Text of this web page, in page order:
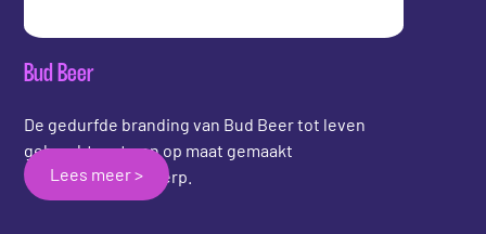
Bud Beer
De gedurfde branding van Bud Beer tot leven
gebracht met een op maat gemaakt
shuffleboardontwerp.
Lees meer >